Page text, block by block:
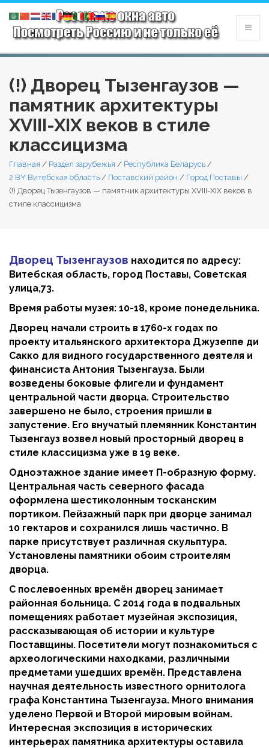
(!) Дворец Тызенгаузов —
памятник архитектуры
XVIII-XIX веков в стиле
классицизма
Главная / Раздел зарубежья / Республика Беларусь /
2 BY Витебская область / Поставский район / Город Поставы /
(!) Дворец Тызенгаузов — памятник архитектуры XVIII-XIX веков в
стиле классицизма
Дворец Тызенгаузов находится по адресу:
Витебская область, город Поставы, Советская
улица,73.
Время работы музея: 10-18, кроме понедельника.
Дворец начали строить в 1760-х годах по
проекту итальянского архитектора Джузеппе ди
Сакко для видного государственного деятеля и
финансиста Антония Тызенгауза. Были
возведены боковые флигели и фундамент
центральной части дворца. Строительство
завершено не было, строения пришли в
запустение. Его внучатый племянник Константин
Тызенгауз возвел новый просторный дворец в
стиле классицизма уже в 19 веке.
Одноэтажное здание имеет П-образную форму.
Центральная часть северного фасада
оформлена шестиколонным тосканским
портиком. Пейзажный парк при дворце занимал
10 гектаров и сохранился лишь частично. В
парке присутствует различная скульптура.
Установлены памятники обоим строителям
дворца.
С послевоенных времён дворец занимает
районная больница. С 2014 года в подвальных
помещениях работает музейная экспозиция,
рассказывающая об истории и культуре
Поставщины. Посетители могут познакомиться с
археологическими находками, различными
предметами ушедших времён. Представлена
научная деятельность известного орнитолога
графа Константина Тызенгауза. Много внимания
уделено Первой и Второй мировым войнам.
Интересная экспозиция в исторических
интерьерах памятника архитектуры оставила